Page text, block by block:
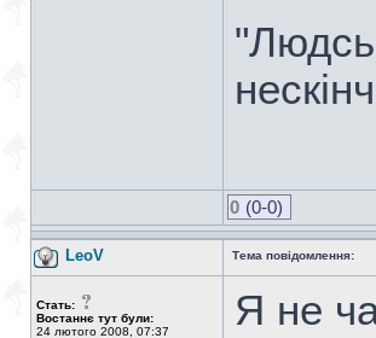
0 (0-0)
LeoV Тема повідомлення:
Стать:
Востаннє тут були:
24 лютого 2008, 07:37
Я не